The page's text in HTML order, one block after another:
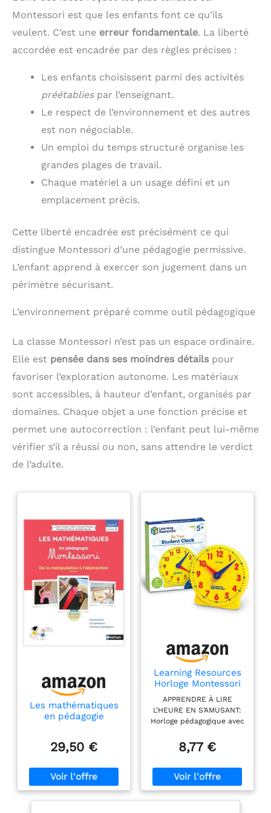
Montessori est que les enfants font ce qu’ils
veulent. C’est une erreur fondamentale. La liberté
accordée est encadrée par des règles précises :
Les enfants choisissent parmi des activités
préétabliespar l’enseignant.
Le respect de l’environnement et des autres
est non négociable.
Un emploi du temps structuré organise les
grandes plages de travail.
Chaque matériel a un usage défini et un
emplacement précis.
Cette liberté encadrée est précisément ce qui
distingue Montessori d’une pédagogie permissive.
L’enfant apprend à exercer son jugement dans un
périmètre sécurisant.
L’environnement préparé comme outil pédagogique
La classe Montessori n’est pas un espace ordinaire.
Elle est pensée dans ses moindres détails pour
favoriser l’exploration autonome. Les matériaux
sont accessibles, à hauteur d’enfant, organisés par
domaines. Chaque objet a une fonction précise et
permet une autocorrection : l’enfant peut lui-même
vérifier s’il a réussi ou non, sans attendre le verdict
de l’adulte.
Les mathématiques
en pédagogie
29,50 €
Learning Resources
Horloge Montessori
– Jouet Éducatif
pour Apprendre
l’Heure – Idée
Cadeau Enfant 5+ –
Ludique
APPRENDRE À LIRE
L’HEURE EN S’AMUSANT:
Horloge pédagogique avec
comprendre les heures et
les minutes. APPROCHE
l’autonomie et la
manipulation grâce à un
8,77 €